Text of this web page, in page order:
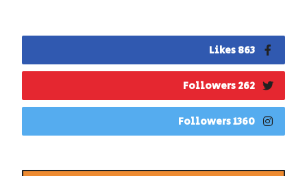
863 Likes
262 Followers
1360 Followers